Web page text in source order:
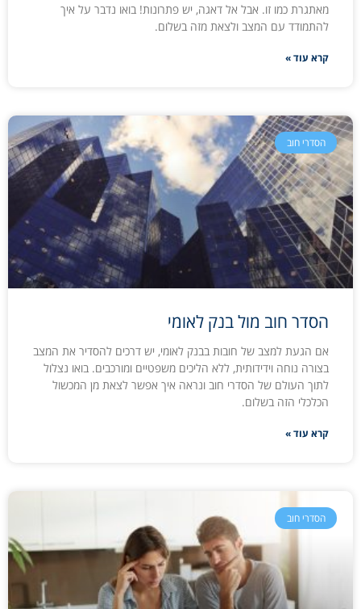
מאתגרת כמו זו. אבל אל דאגה, יש פתרונות! בואו נדבר על איך
להתמודד עם המצב ולצאת מזה בשלום.
קרא עוד »
הסדרי חוב
הסדר חוב מול בנק לאומי
אם הגעת למצב של חובות בבנק לאומי, יש דרכים להסדיר את המצב
בצורה נוחה וידידותית, ללא הליכים משפטיים ומורכבים. בואו נצלול
לתוך העולם של הסדרי חוב ונראה איך אפשר לצאת מן המכשול
הכלכלי הזה בשלום.
קרא עוד »
הסדרי חוב